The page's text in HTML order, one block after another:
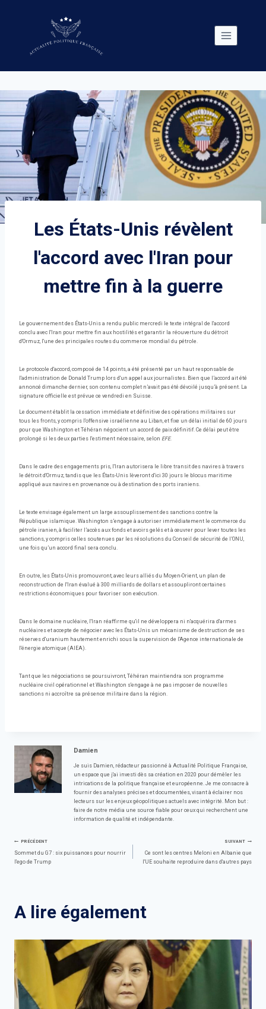
Les États-Unis révèlent
l'accord avec l'Iran pour
mettre fin à la guerre
Le gouvernement des États-Unis a rendu public mercredi le texte intégral de l'accord
conclu avec l'Iran pour mettre fin aux hostilités et garantir la réouverture du détroit
d'Ormuz, l'une des principales routes du commerce mondial du pétrole.
Le protocole d'accord, composé de 14 points, a été présenté par un haut responsable de
l'administration de Donald Trump lors d'un appel aux journalistes. Bien que l’accord ait été
annoncé dimanche dernier, son contenu complet n’avait pas été dévoilé jusqu’à présent. La
signature officielle est prévue ce vendredi en Suisse.
Le document établit la cessation immédiate et définitive des opérations militaires sur
tous les fronts, y compris l'offensive israélienne au Liban, et fixe un délai initial de 60 jours
pour que Washington et Téhéran négocient un accord de paix définitif. Ce délai peut être
prolongé si les deux parties l'estiment nécessaire, selon EFE.
Dans le cadre des engagements pris, l'Iran autorisera le libre transit des navires à travers
le détroit d'Ormuz, tandis que les États-Unis lèveront d'ici 30 jours le blocus maritime
appliqué aux navires en provenance ou à destination des ports iraniens.
Le texte envisage également un large assouplissement des sanctions contre la
République islamique. Washington s’engage à autoriser immédiatement le commerce du
pétrole iranien, à faciliter l’accès aux fonds et avoirs gelés et à œuvrer pour lever toutes les
sanctions, y compris celles soutenues par les résolutions du Conseil de sécurité de l’ONU,
une fois qu’un accord final sera conclu.
En outre, les États-Unis promouvront, avec leurs alliés du Moyen-Orient, un plan de
reconstruction de l'Iran évalué à 300 milliards de dollars et assoupliront certaines
restrictions économiques pour favoriser son exécution.
Dans le domaine nucléaire, l'Iran réaffirme qu'il ne développera ni n'acquérira d'armes
nucléaires et accepte de négocier avec les États-Unis un mécanisme de destruction de ses
réserves d'uranium hautement enrichi sous la supervision de l'Agence internationale de
l'énergie atomique (AIEA).
Tant que les négociations se poursuivront, Téhéran maintiendra son programme
nucléaire civil opérationnel et Washington s'engage à ne pas imposer de nouvelles
sanctions ni accroître sa présence militaire dans la région.
Damien
Je suis Damien, rédacteur passionné à Actualité Politique Française,
un espace que j'ai investi dès sa création en 2020 pour démêler les
intrications de la politique française et européenne. Je me consacre à
fournir des analyses précises et documentées, visant à éclairer nos
lecteurs sur les enjeux géopolitiques actuels avec intégrité. Mon but :
faire de notre média une source fiable pour ceux qui recherchent une
information de qualité et indépendante.
Navigation
PRÉCÉDENT
Sommet du G7 : six puissances pour nourrir
l'ego de Trump
SUIVANT
Ce sont les centres Meloni en Albanie que
l'UE souhaite reproduire dans d'autres pays
A lire également